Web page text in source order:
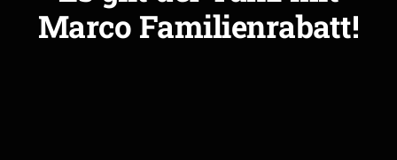
Marco Familienrabatt!